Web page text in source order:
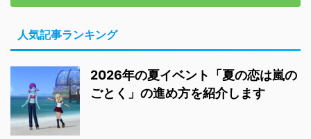
人気記事ランキング
2026年の夏イベント「夏の恋は嵐の
ごとく」の進め方を紹介します